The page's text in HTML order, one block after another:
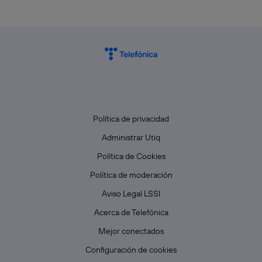
Política de privacidad
Administrar Utiq
Política de Cookies
Política de moderación
Aviso Legal LSSI
Acerca de Telefónica
Mejor conectados
Configuración de cookies